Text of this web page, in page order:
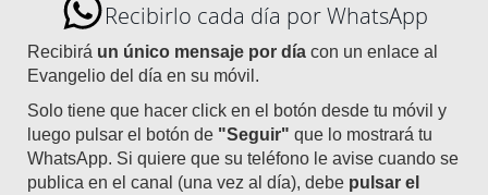
Recibirlo cada día por WhatsApp
Recibirá un único mensaje por día con un enlace al
Evangelio del día en su móvil.
Solo tiene que hacer click en el botón desde tu móvil y
luego pulsar el botón de "Seguir" que lo mostrará tu
WhatsApp. Si quiere que su teléfono le avise cuando se
publica en el canal (una vez al día), debe pulsar el